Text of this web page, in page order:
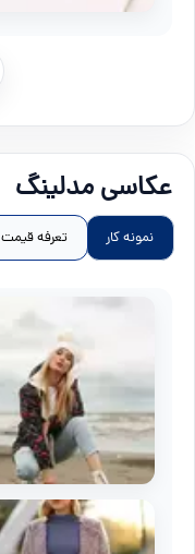
عکاسی مدلینگ
نمونه کار تعرفه قیمت